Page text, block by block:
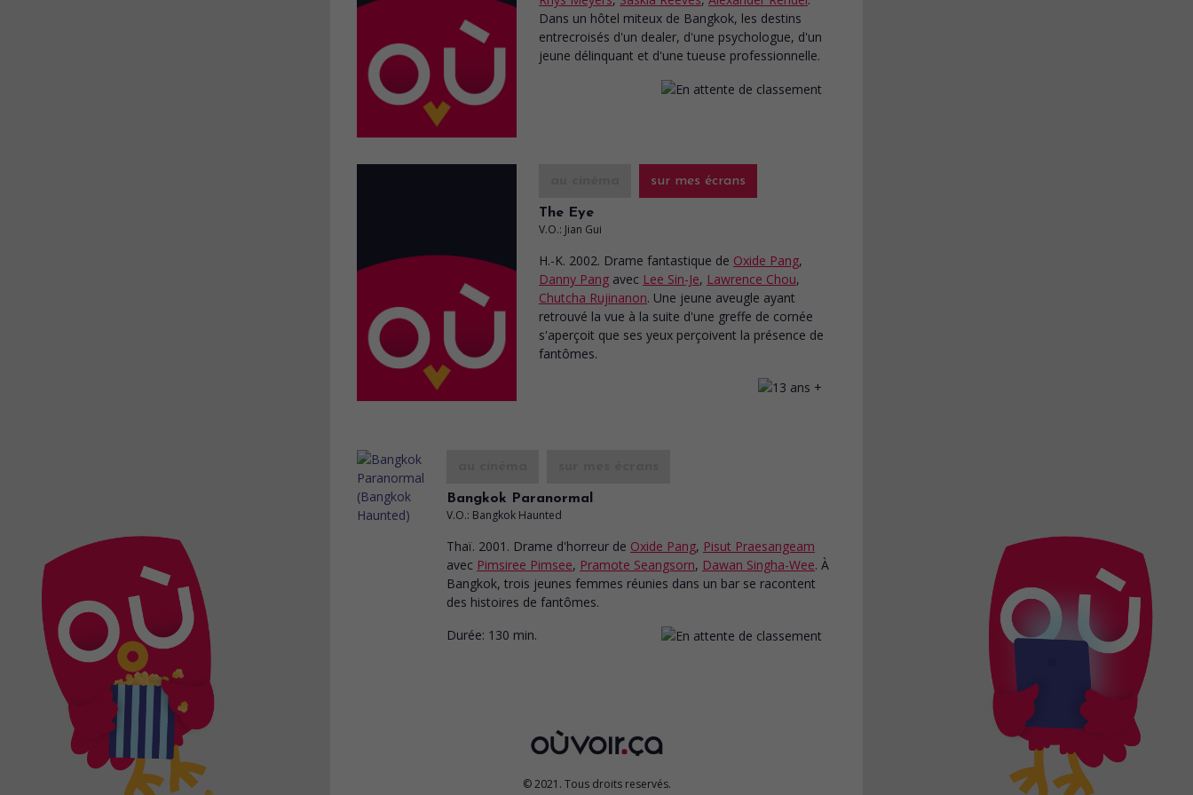
Dans un hôtel miteux de Bangkok, les destins
entrecroisés d'un dealer, d'une psychologue, d'un
jeune délinquant et d'une tueuse professionnelle.
sur mes écrans
The Eye
V.O.: Jian Gui
H.-K. 2002. Drame fantastique de Oxide Pang,
Danny Pang avec Lee Sin-Je, Lawrence Chou,
Chutcha Rujinanon. Une jeune aveugle ayant
retrouvé la vue à la suite d'une greffe de cornée
s'aperçoit que ses yeux perçoivent la présence de
fantômes.
Bangkok Paranormal
V.O.: Bangkok Haunted
Thaï. 2001. Drame d'horreur de Oxide Pang, Pisut Praesangeam
avec Pimsiree Pimsee, Pramote Seangsorn, Dawan Singha-Wee. À
Bangkok, trois jeunes femmes réunies dans un bar se racontent
des histoires de fantômes.
Durée: 130 min.
© 2021. Tous droits reservés.